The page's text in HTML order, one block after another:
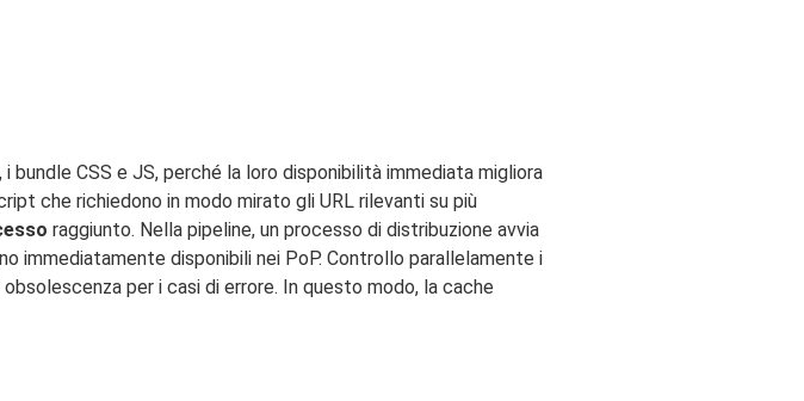
CSS e JS, perché la loro disponibilità immediata migliora
che richiedono in modo mirato gli URL rilevanti su più
raggiunto. Nella pipeline, un processo di distribuzione avvia
immediatamente disponibili nei PoP. Controllo parallelamente i
per i casi di errore. In questo modo, la cache